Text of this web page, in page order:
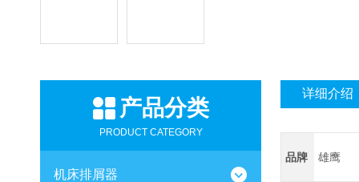
产品分类
PRODUCT CATEGORY
机床排屑器
详细介绍
品牌 雄鹰